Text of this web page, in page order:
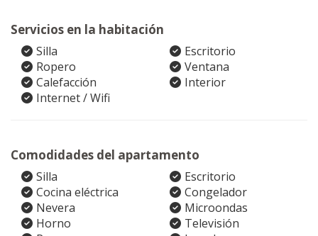
Servicios en la habitación
Silla
Escritorio
Ropero
Ventana
Calefacción
Interior
Internet / Wifi
Comodidades del apartamento
Silla
Escritorio
Cocina eléctrica
Congelador
Nevera
Microondas
Horno
Televisión